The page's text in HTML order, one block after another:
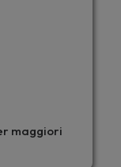
maggiori